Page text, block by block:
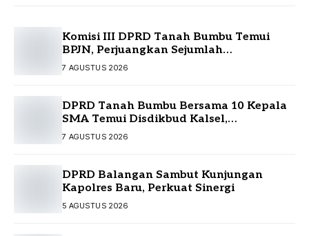
Komisi III DPRD Tanah Bumbu Temui
BPJN, Perjuangkan Sejumlah
Infrastruktur Strategis
7 AGUSTUS 2026
DPRD Tanah Bumbu Bersama 10 Kepala
SMA Temui Disdikbud Kalsel,
Perjuangkan Kebutuhan Guru dan
7 AGUSTUS 2026
DPRD Balangan Sambut Kunjungan
Kapolres Baru, Perkuat Sinergi
5 AGUSTUS 2026